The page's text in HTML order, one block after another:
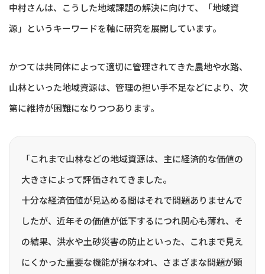
中村さんは、こうした地域課題の解決に向けて、「地域資
源」というキーワードを軸に研究を展開しています。
かつては共同体によって適切に管理されてきた農地や水路、
山林といった地域資源は、管理の担い手不足などにより、次
第に維持が困難になりつつあります。
「これまで山林などの地域資源は、主に経済的な価値の
大きさによって評価されてきました。
十分な経済価値が見込める間はそれで問題ありませんで
したが、近年その価値が低下するにつれ関心も薄れ、そ
の結果、洪水や土砂災害の防止といった、これまで見え
にくかった重要な機能が損なわれ、さまざまな問題が顕